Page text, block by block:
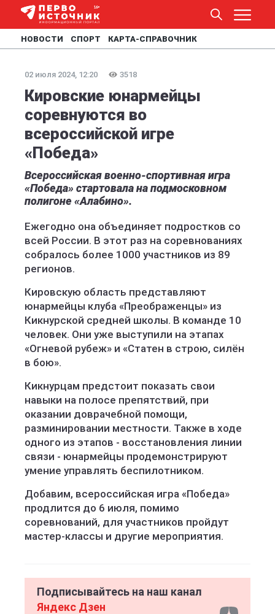
НОВОСТИ СПОРТ КАРТА-СПРАВОЧНИК
02 июля 2024, 12:20 3518
Кировские юнармейцы
соревнуются во
всероссийской игре
«Победа»
Всероссийская военно-спортивная игра
«Победа» стартовала на подмосковном
полигоне «Алабино».
Ежегодно она объединяет подростков со
всей России. В этот раз на соревнованиях
собралось более 1000 участников из 89
регионов.
Кировскую область представляют
юнармейцы клуба «Преображенцы» из
Кикнурской средней школы. В команде 10
человек. Они уже выступили на этапах
«Огневой рубеж» и «Статен в строю, силён
в бою».
Кикнурцам предстоит показать свои
навыки на полосе препятствий, при
оказании доврачебной помощи,
разминировании местности. Также в ходе
одного из этапов - восстановления линии
связи - юнармейцы продемонстрируют
умение управлять беспилотником.
Добавим, всероссийская игра «Победа»
продлится до 6 июля, помимо
соревнований, для участников пройдут
мастер-классы и другие мероприятия.
Подписывайтесь на наш канал
Яндекс Дзен